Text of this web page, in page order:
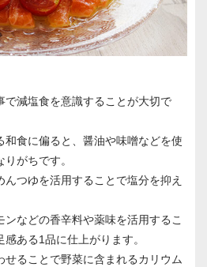
で減塩食を意識することが大切で
和食に偏ると、醤油や味噌などを使
がちです。
つゆを活用することで塩分を抑え
ンなどの香辛料や薬味を活用するこ
ある1品に仕上がります。
せることで野菜に含まれるカリウム